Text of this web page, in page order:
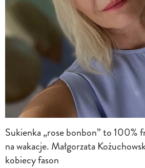
Sukienka „rose bonbon” to 100%
na wakacje. Małgorzata
kobiecy fason